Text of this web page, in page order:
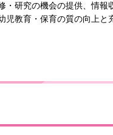
・研究の機会の提供、情報
児教育・保育の質の向上と